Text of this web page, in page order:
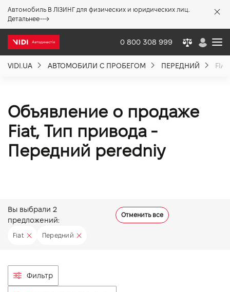
Автомобиль В ЛІЗИНГ для физических и юридических лиц.
Детальнее
0 800 308 999
VIDI.UA АВТОМОБИЛИ С ПРОБЕГОМ ПЕРЕДНИЙ FIAT
Объявление о продаже
Fiat, Тип привода -
Передний peredniy
Вы выбрали 2
предложений:
Отменить все
Fiat Передний
Фильтр
Акции %
Новости
Вакансии
VIDI Карьера
Контакты